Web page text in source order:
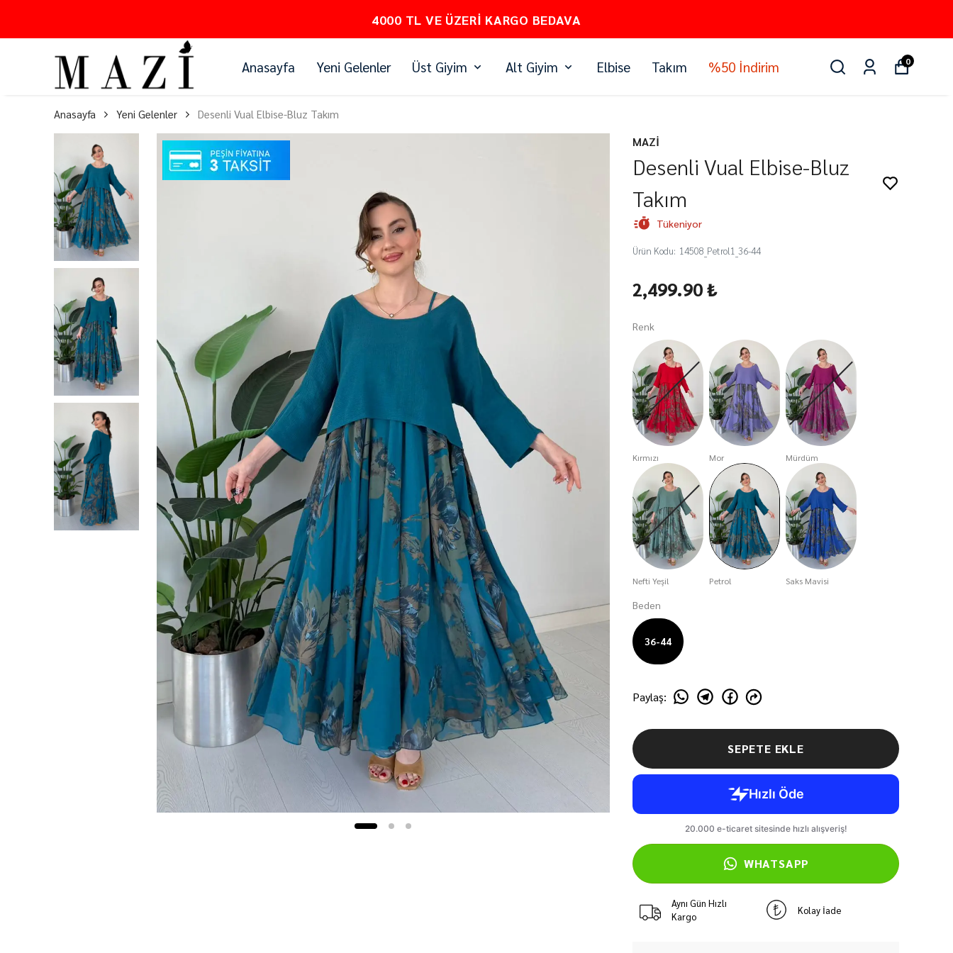
PEŞİN FİYATINA 3 TAKSİT
Anasayfa Yeni Gelenler Üst Giyim Alt Giyim Elbise Takım %50 İndirim 0
Anasayfa Yeni Gelenler Desenli Vual Elbise-Bluz Takım
MAZİ
Desenli Vual Elbise-Bluz
Takım
Tükeniyor
Ürün Kodu: 14508_Petrol1_36-44
2,499.90 ₺
Renk
Kırmızı Mor Mürdüm
Nefti Yeşil Petrol Saks Mavisi
Beden
36-44
Paylaş:
SEPETE EKLE
WHATSAPP
Aynı Gün Hızlı
Kargo
Kolay İade